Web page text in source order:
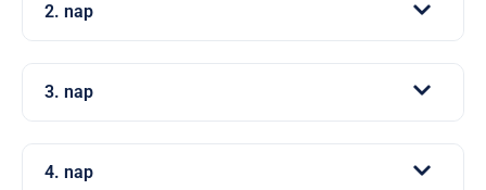
2. nap
3. nap
4. nap